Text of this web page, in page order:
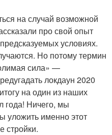
на случай возможной
про свой опыт
условиях.
Но потому термин
сила» —
локдаун 2020
на один из наших
года! Ничего, мы
уложить именно этот
стройки.